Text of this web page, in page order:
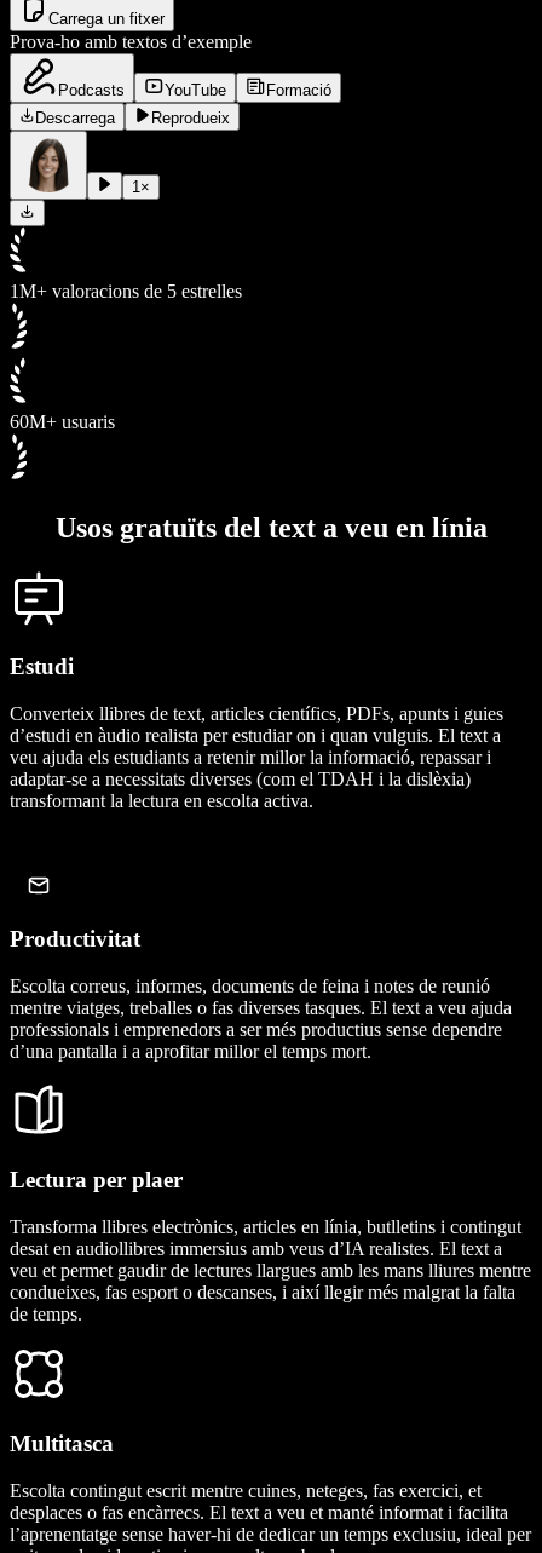
Carrega un fitxer
Prova-ho amb textos d’exemple
Podcasts YouTube
Formació
Descarrega
Reprodueix
1 ×
1M+ valoracions de 5 estrelles
60M+ usuaris
Usos gratuïts del text a veu en línia
Estudi
Converteix llibres de text, articles científics, PDFs, apunts i guies
d’estudi en àudio realista per estudiar on i quan vulguis. El text a
veu ajuda els estudiants a retenir millor la informació, repassar i
adaptar-se a necessitats diverses (com el TDAH i la dislèxia)
transformant la lectura en escolta activa.
Productivitat
Escolta correus, informes, documents de feina i notes de reunió
mentre viatges, treballes o fas diverses tasques. El text a veu ajuda
professionals i emprenedors a ser més productius sense dependre
d’una pantalla i a aprofitar millor el temps mort.
Lectura per plaer
Transforma llibres electrònics, articles en línia, butlletins i contingut
desat en audiollibres immersius amb veus d’IA realistes. El text a
veu et permet gaudir de lectures llargues amb les mans lliures mentre
condueixes, fas esport o descanses, i així llegir més malgrat la falta
de temps.
Multitasca
Escolta contingut escrit mentre cuines, neteges, fas exercici, et
desplaces o fas encàrrecs. El text a veu et manté informat i facilita
l’aprenentatge sense haver-hi de dedicar un temps exclusiu, ideal per